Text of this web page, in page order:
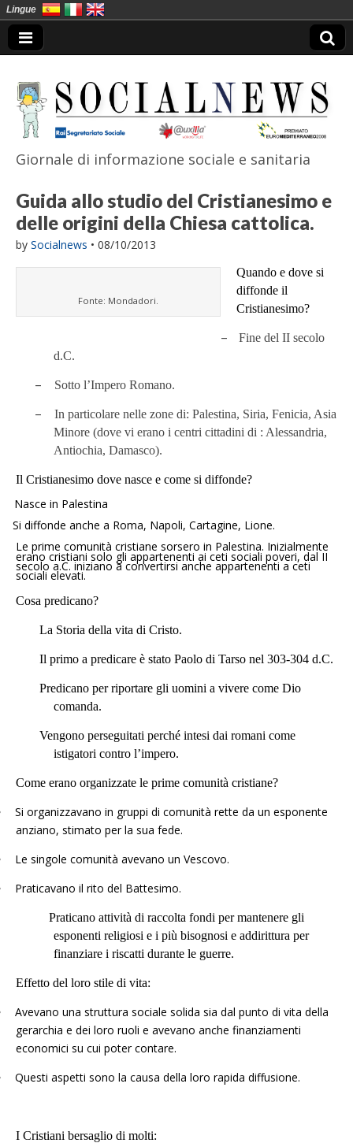
SocialNews
Giornale di informazione sociale e sanitaria
Guida allo studio del Cristianesimo e
delle origini della Chiesa cattolica.
by Socialnews • 08/10/2013
Fonte: Mondadori.
Quando e dove si
diffonde il
Cristianesimo?
–
Fine del II secolo
d.C.
– Sotto l’Impero Romano.
–
In particolare nelle zone di: Palestina, Siria, Fenicia, Asia
Minore (dove vi erano i centri cittadini di : Alessandria,
Antiochia, Damasco).
Il Cristianesimo dove nasce e come si diffonde?
Nasce in Palestina
Si diffonde anche a Roma, Napoli, Cartagine, Lione.
Le prime comunità cristiane sorsero in Palestina. Inizialmente
erano cristiani solo gli appartenenti ai ceti sociali poveri, dal II
secolo a.C. iniziano a convertirsi anche appartenenti a ceti
sociali elevati.
Cosa predicano?
La Storia della vita di Cristo.
Il primo a predicare è stato Paolo di Tarso nel 303-304 d.C.
Predicano per riportare gli uomini a vivere come Dio
comanda.
Vengono perseguitati perché intesi dai romani come
istigatori contro l’impero.
Come erano organizzate le prime comunità cristiane?
Si organizzavano in gruppi di comunità rette da un esponente
anziano, stimato per la sua fede.
Le singole comunità avevano un Vescovo.
Praticavano il rito del Battesimo.
Praticano attività di raccolta fondi per mantenere gli
esponenti religiosi e i più bisognosi e addirittura per
finanziare i riscatti durante le guerre.
Effetto del loro stile di vita:
Avevano una struttura sociale solida sia dal punto di vita della
gerarchia e dei loro ruoli e avevano anche finanziamenti
economici su cui poter contare.
Questi aspetti sono la causa della loro rapida diffusione.
I Cristiani bersaglio di molti:
Lingue